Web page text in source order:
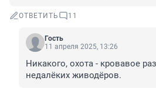
ОТВЕТИТЬ 11
Гость
11 апреля 2025, 13:26
Никакого, охота - кровавое
недалёких живодёров.